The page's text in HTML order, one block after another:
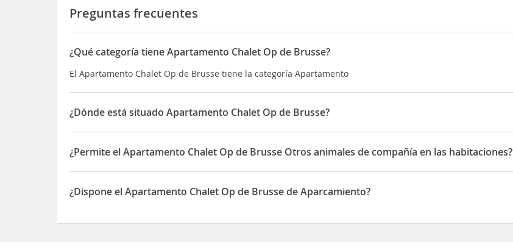
Preguntas frecuentes
¿Qué categoría tiene Apartamento Chalet Op de Brusse?
El Apartamento Chalet Op de Brusse tiene la categoría Apartamento
¿Dónde está situado Apartamento Chalet Op de Brusse?
El Apartamento Chalet Op de Brusse está situado en 4 Brussendijk
¿Permite el Apartamento Chalet Op de Brusse Otros animales de compañía en las habitaciones?
Sí, el Apartamento Chalet Op de Brusse permite Otros animales de compañía en las habitaciones
¿Dispone el Apartamento Chalet Op de Brusse de Aparcamiento?